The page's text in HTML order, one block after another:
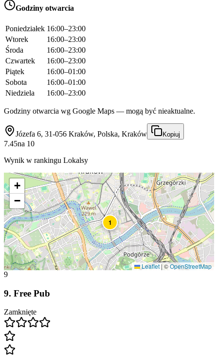
Godziny otwarcia
Poniedziałek 16:00–23:00
Wtorek
16:00–23:00
Środa
16:00–23:00
Czwartek
16:00–23:00
Piątek
16:00–01:00
Sobota
16:00–01:00
Niedziela
16:00–23:00
Godziny otwarcia wg Google Maps — mogą być nieaktualne.
Józefa 6, 31-056 Kraków, Polska, Kraków Kopiuj
7.45na 10
Wynik w rankingu Lokalsy
1
+
−
Leaflet|©OpenStreetMap
9
9. Free Pub
Zamknięte